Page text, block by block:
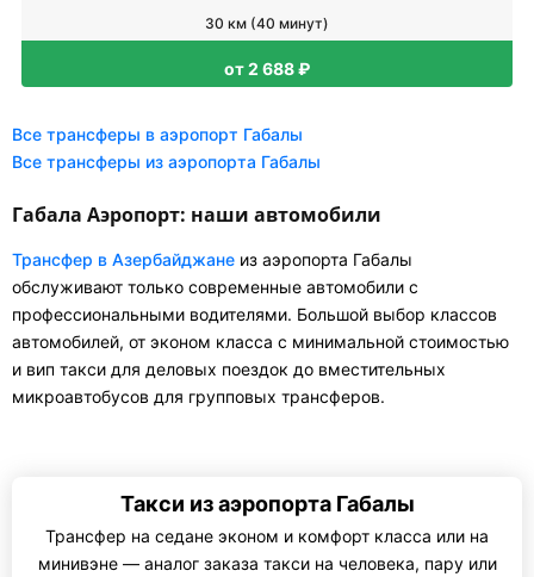
30 км (40 минут)
от 2 688 ₽
Все трансферы в аэропорт Габалы
Все трансферы из аэропорта Габалы
Габала Аэропорт: наши автомобили
Трансфер в Азербайджане из аэропорта Габалы
обслуживают только современные автомобили с
профессиональными водителями. Большой выбор классов
автомобилей, от эконом класса с минимальной стоимостью
и вип такси для деловых поездок до вместительных
микроавтобусов для групповых трансферов.
Такси из аэропорта Габалы
Трансфер на седане эконом и комфорт класса или на
минивэне — аналог заказа такси на человека, пару или